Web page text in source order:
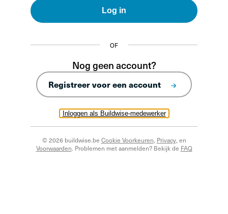
Inloggen als Buildwise-medewerker
Log in
OF
Nog geen account?
Registreer voor een account
© 2026 buildwise.be Cookie Voorkeuren, Privacy, en
Voorwaarden. Problemen met aanmelden? Bekijk de FAQ